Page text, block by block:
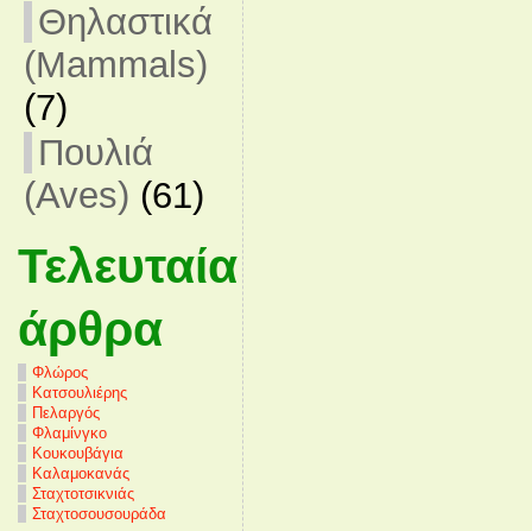
Θηλαστικά
(Mammals)
(7)
Πουλιά
(Aves) (61)
Τελευταία
άρθρα
Φλώρος
Κατσουλιέρης
Πελαργός
Φλαμίνγκο
Κουκουβάγια
Καλαμοκανάς
Σταχτοτσικνιάς
Σταχτοσουσουράδα